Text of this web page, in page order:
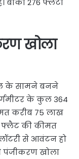
बाकी 276 फ्लैटों
खोला
के सामने बनने
के कुल 364
करीब 75 लाख
फ्लैट की कीमत
से आवंटन हो
पंजीकरण खोला